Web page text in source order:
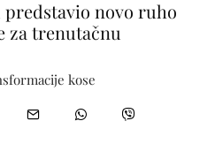
predstavio novo ruho
za trenutačnu
kose